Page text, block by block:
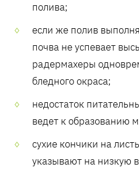
полива;
если же полив
почва не успевает
радермахеры
бледного окраса;
недостаток
ведет к образованию
сухие кончики на
указывают на низкую